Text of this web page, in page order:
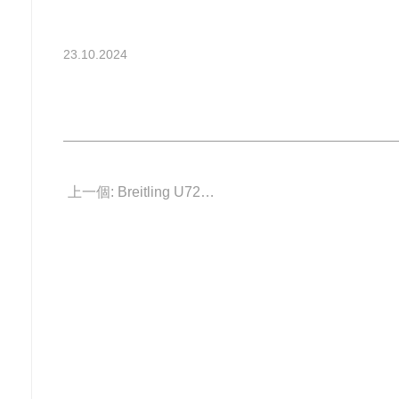
23.10.2024
上一個: Breitling U72310531A1U1